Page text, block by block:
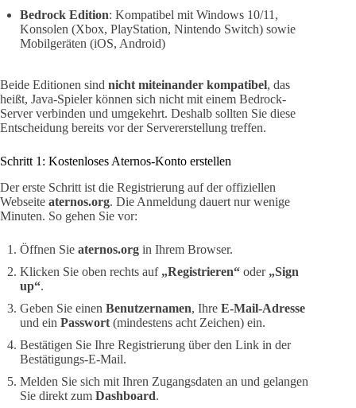
Bedrock Edition: Kompatibel mit Windows 10/11,
Konsolen (Xbox, PlayStation, Nintendo Switch) sowie
Mobilgeräten (iOS, Android)
Beide Editionen sind nicht miteinander kompatibel, das
heißt, Java-Spieler können sich nicht mit einem Bedrock-
Server verbinden und umgekehrt. Deshalb sollten Sie diese
Entscheidung bereits vor der Servererstellung treffen.
Schritt 1: Kostenloses Aternos-Konto erstellen
Der erste Schritt ist die Registrierung auf der offiziellen
Webseite aternos.org. Die Anmeldung dauert nur wenige
Minuten. So gehen Sie vor:
Öffnen Sie aternos.org in Ihrem Browser.
Klicken Sie oben rechts auf „Registrieren“ oder „Sign
up“.
Geben Sie einen Benutzernamen, Ihre E-Mail-Adresse
und ein Passwort (mindestens acht Zeichen) ein.
Bestätigen Sie Ihre Registrierung über den Link in der
Bestätigungs-E-Mail.
Melden Sie sich mit Ihren Zugangsdaten an und gelangen
Sie direkt zum Dashboard.